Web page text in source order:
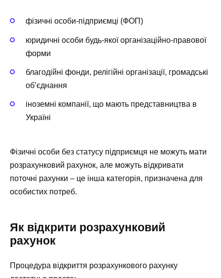
фізичні особи-підприємці (ФОП)
юридичні особи будь-якої організаційно-правової
форми
благодійні фонди, релігійні організації, громадські
об’єднання
іноземні компанії, що мають представництва в
Україні
Фізичні особи без статусу підприємця не можуть мати
розрахунковий рахунок, але можуть відкривати
поточні рахунки – це інша категорія, призначена для
особистих потреб.
Як відкрити розрахунковий
рахунок
Процедура відкриття розрахункового рахунку